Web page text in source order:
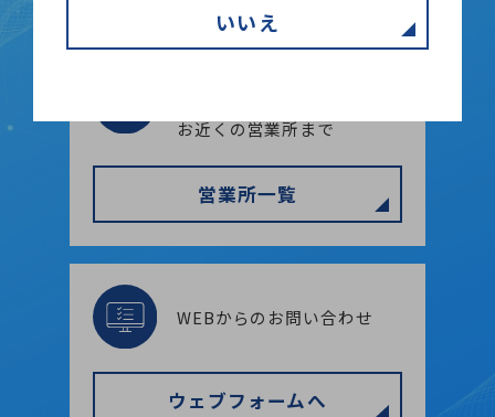
お近くの営業所まで
営業所一覧
WEBからのお問い合わせ
ウェブフォームへ
いいえ